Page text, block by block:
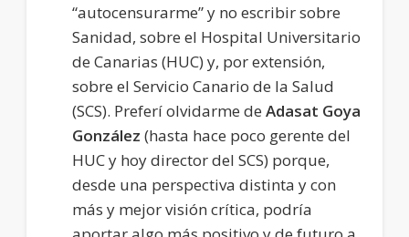
“autocensurarme” y no escribir sobre
Sanidad, sobre el Hospital Universitario
de Canarias (HUC) y, por extensión,
sobre el Servicio Canario de la Salud
(SCS). Preferí olvidarme de Adasat Goya
González (hasta hace poco gerente del
HUC y hoy director del SCS) porque,
desde una perspectiva distinta y con
más y mejor visión crítica, podría